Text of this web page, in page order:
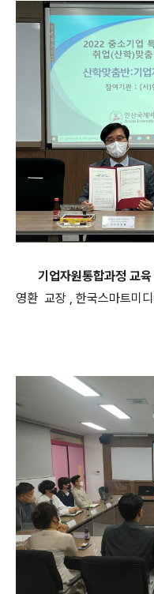
기업자원통합과정 교
영환 교장 , 한국스마트미